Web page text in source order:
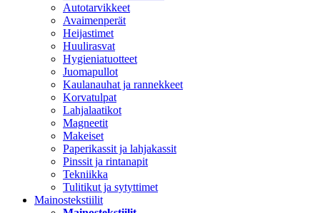
Autotarvikkeet
Avaimenperät
Heijastimet
Huulirasvat
Hygieniatuotteet
Juomapullot
Kaulanauhat ja rannekkeet
Korvatulpat
Lahjalaatikot
Magneetit
Makeiset
Paperikassit ja lahjakassit
Pinssit ja rintanapit
Tekniikka
Tulitikut ja sytyttimet
Mainostekstiilit